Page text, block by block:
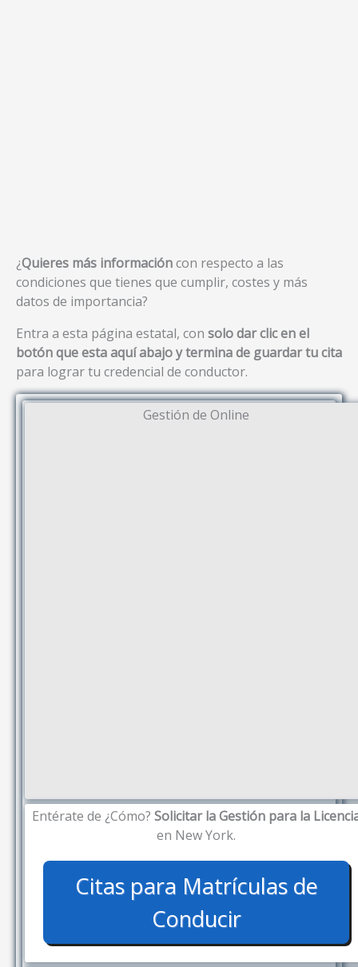
¿Quieres más informacióncon respecto a las
condiciones que tienes que cumplir, costes y más
datos de importancia?
Entra a esta página estatal, con solo dar clic en el
botón que esta aquí abajo y termina de guardar tu cita
para lograr tu credencial de conductor.
Gestión de Online
Entérate de ¿Cómo? Solicitar la Gestión para la
en New York.
Citas para Matrículas de
Conducir